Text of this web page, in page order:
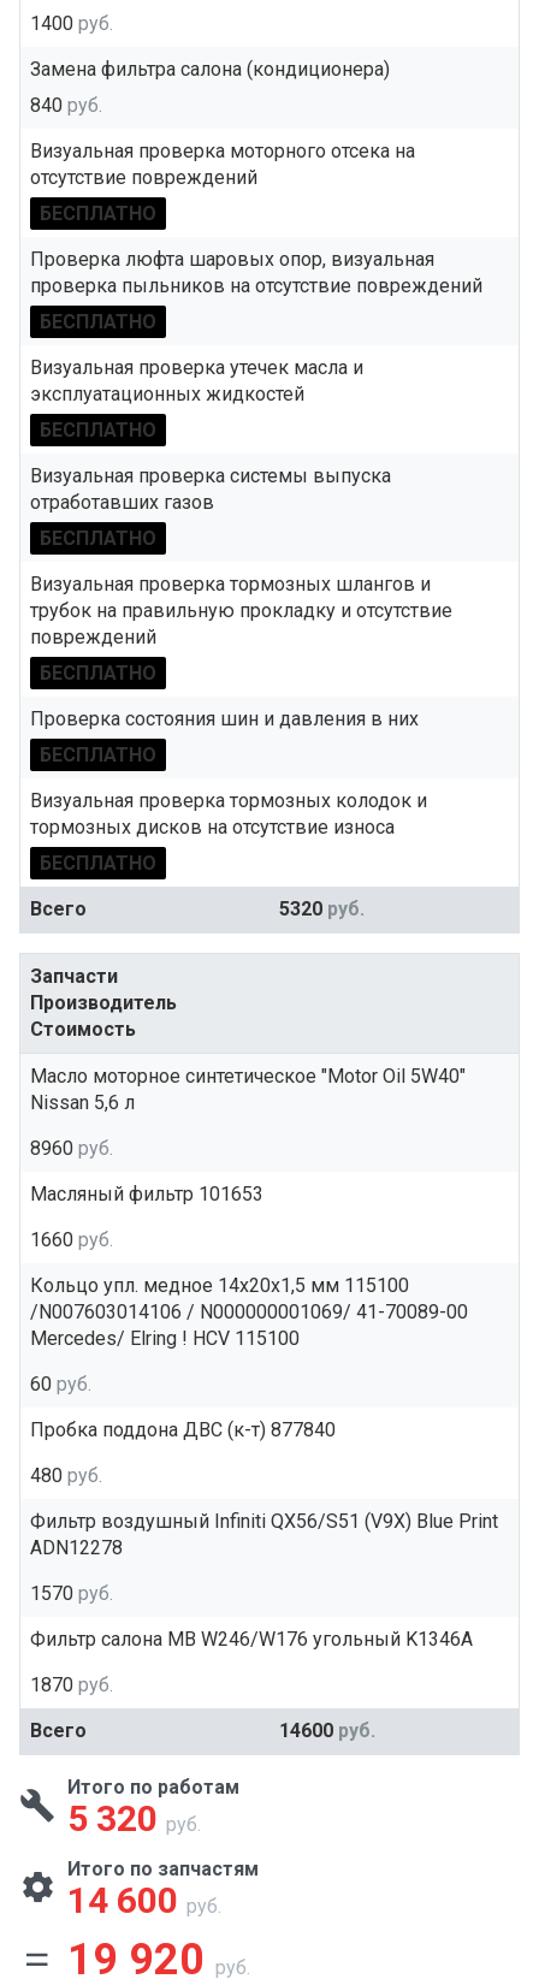
1400 руб.
Замена фильтра салона (кондиционера)
840 руб.
Визуальная проверка моторного отсека на
отсутствие повреждений
БЕСПЛАТНО
Проверка люфта шаровых опор, визуальная
проверка пыльников на отсутствие повреждений
БЕСПЛАТНО
Визуальная проверка утечек масла и
эксплуатационных жидкостей
БЕСПЛАТНО
Визуальная проверка системы выпуска
отработавших газов
БЕСПЛАТНО
Визуальная проверка тормозных шлангов и
трубок на правильную прокладку и отсутствие
повреждений
БЕСПЛАТНО
Проверка состояния шин и давления в них
БЕСПЛАТНО
Визуальная проверка тормозных колодок и
тормозных дисков на отсутствие износа
БЕСПЛАТНО
Всего
5320 руб.
Запчасти
Производитель
Стоимость
Масло моторное синтетическое "Motor Oil 5W40"
Nissan 5,6 л
8960 руб.
Масляный фильтр 101653
1660 руб.
Кольцо упл. медное 14x20x1,5 мм 115100
/N007603014106 / N000000001069/ 41-70089-00
Mercedes/ Elring ! HCV 115100
60 руб.
Пробка поддона ДВС (к-т) 877840
480 руб.
Фильтр воздушный Infiniti QX56/S51 (V9X) Blue Print
ADN12278
1570 руб.
Фильтр салона MB W246/W176 угольный K1346A
1870 руб.
Всего
14600 руб.
Итого по работам
5 320 руб.
Итого по запчастям
14 600 руб.
19 920 руб.